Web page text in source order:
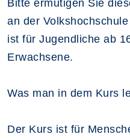
Bitte ermutigen Sie
an der
ist für Jugendliche ab
Erwachsene.
Was man in dem Kurs
Der Kurs ist für